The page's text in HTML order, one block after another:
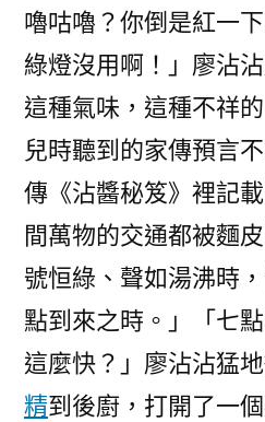
嚕咕嚕？你倒是紅一
綠燈沒用啊！」廖沾
這種氣味，這種不祥
兒時聽到的家傳預言
傳《沾醬秘笈》裡記
間萬物的交通都被麵
號恒綠、聲如湯沸時
點到來之時。」「七
這麼快？」廖沾沾猛
精到後廚，打開了一